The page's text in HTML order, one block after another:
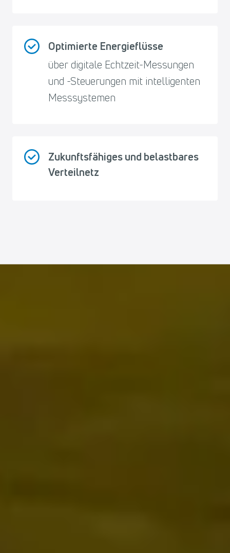
Optimierte Energieflüsse
über digitale Echtzeit-Messungen
und -Steuerungen mit intelligenten
Messsystemen
Zukunftsfähiges und belastbares
Verteilnetz